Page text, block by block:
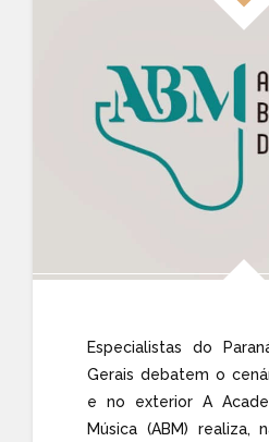
Especialistas do
Gerais debatem o
e no exterior A
Música (ABM) realiza,